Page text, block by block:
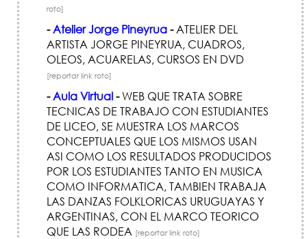
roto]
-Atelier Jorge Pineyrua-ATELIER DEL
ARTISTA JORGE PINEYRUA, CUADROS,
OLEOS, ACUARELAS, CURSOS EN DVD
[reportar link roto]
-Aula Virtual-WEB QUE TRATA SOBRE
TECNICAS DE TRABAJO CON ESTUDIANTES
DE LICEO, SE MUESTRA LOS MARCOS
CONCEPTUALES QUE LOS MISMOS USAN
ASI COMO LOS RESULTADOS PRODUCIDOS
POR LOS ESTUDIANTES TANTO EN MUSICA
COMO INFORMATICA, TAMBIEN TRABAJA
LAS DANZAS FOLKLORICAS URUGUAYAS Y
ARGENTINAS, CON EL MARCO TEORICO
QUE LAS RODEA [reportar link roto]